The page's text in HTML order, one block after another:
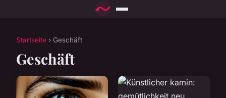
Startseite › Geschäft
Geschäft